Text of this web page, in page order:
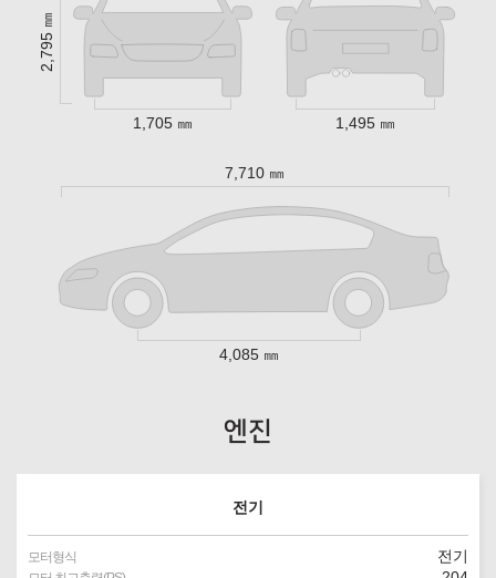
2,795 ㎜
1,705 ㎜ 1,495 ㎜
7,710 ㎜
4,085 ㎜
엔진
전기
모터형식 전기